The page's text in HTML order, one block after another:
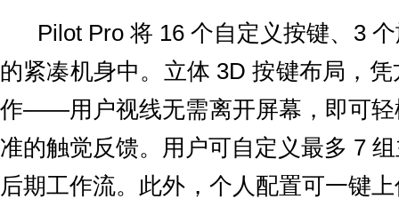
Pilot Pro 将 16 个自定义按键、3 个
的紧凑机身中。立体 3D 按键布局，
作——用户视线无需离开屏幕，即可轻
准的触觉反馈。用户可自定义最多 7
后期工作流。此外，个人配置可一键